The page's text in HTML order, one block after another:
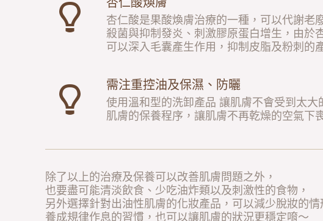
杏仁酸是果酸煥膚治療的一種，可以代謝老
殺菌與抑制發炎、刺激膠原蛋白增生，由於
可以深入毛囊產生作用，抑制皮脂及粉刺的
需注重控油及保濕、防曬
使用溫和型的洗卸產品 讓肌膚不會受到太
肌膚的保養程序，讓肌膚不再乾燥的空氣下
除了以上的治療及保養可以改善肌膚問題之外，
也要盡可能清淡飲食、少吃油炸類以及刺激性的食物，
另外選擇針對出油性肌膚的化妝產品，可以減少脫妝的情
養成規律作息的習慣，也可以讓肌膚的狀況更穩定唷～